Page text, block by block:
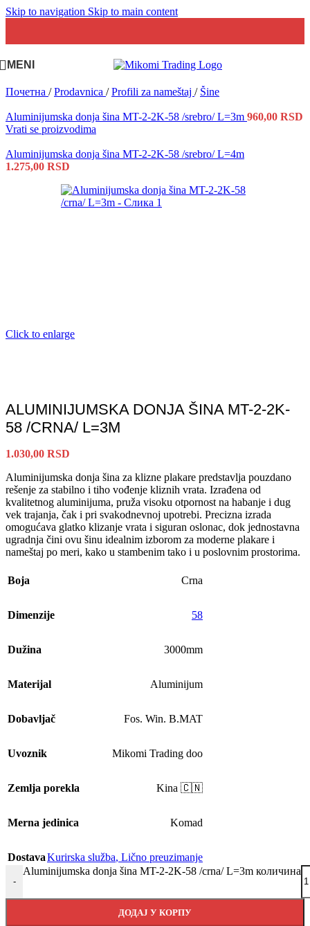
Skip to navigation Skip to main content
MENI
Почетна / Prodavnica / Profili za nameštaj / Šine
Aluminijumska donja šina MT-2-2K-58 /srebro/ L=3m 960,00 RSD
Vrati se proizvodima
Aluminijumska donja šina MT-2-2K-58 /srebro/ L=4m
1.275,00 RSD
Click to enlarge
ALUMINIJUMSKA DONJA ŠINA MT-2-2K-
58 /CRNA/ L=3M
1.030,00 RSD
Aluminijumska donja šina za klizne plakare predstavlja pouzdano
rešenje za stabilno i tiho vođenje kliznih vrata. Izrađena od
kvalitetnog aluminijuma, pruža visoku otpornost na habanje i dug
vek trajanja, čak i pri svakodnevnoj upotrebi. Precizna izrada
omogućava glatko klizanje vrata i siguran oslonac, dok jednostavna
ugradnja čini ovu šinu idealnim izborom za moderne plakare i
nameštaj po meri, kako u stambenim tako i u poslovnim prostorima.
Boja Crna
Dimenzije 58
Dužina 3000mm
Materijal Aluminijum
Dobavljač Fos. Win. B.MAT
Uvoznik Mikomi Trading doo
Zemlja porekla Kina 🇨🇳
Merna jedinica Komad
DostavaKurirska služba, Lično preuzimanje
-
Aluminijumska donja šina MT-2-2K-58 /crna/ L=3m количина
ДОДАЈ У КОРПУ